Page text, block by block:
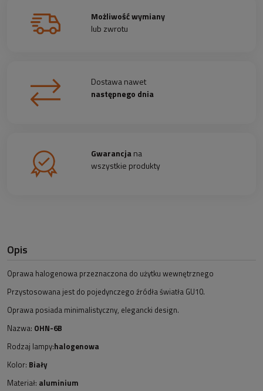
Możliwość wymiany
lub zwrotu
Dostawa nawet
następnego dnia
Gwarancjana
wszystkie produkty
Opis
Oprawa halogenowa przeznaczona do użytku wewnętrznego
Przystosowana jest do pojedynczego źródła światła GU10.
Oprawa posiada minimalistyczny, elegancki design.
Nazwa: OHN-6B
Rodzaj lampy:halogenowa
Kolor: Biały
Materiał: aluminium